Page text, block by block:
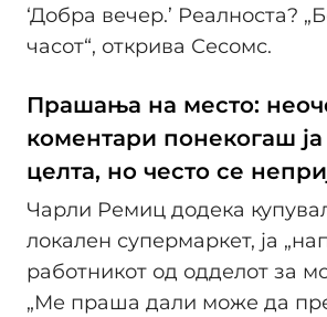
‘Добра вечер.’ Реалноста?
часот“, открива Сесомс.
Прашања на место:
коментари понекогаш ја
целта, но често се
Чарли Ремиц додека
локален супермаркет, ја
работникот од одделот за
„Ме праша дали може да